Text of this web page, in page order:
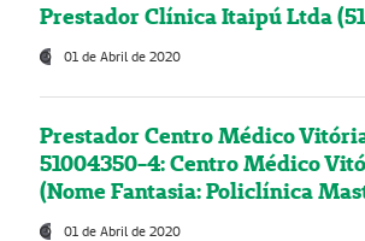
Prestador Clínica Itaipú Ltda
01 de Abril de 2020
Prestador Centro Médico
51004350-4: Centro Médico
(Nome Fantasia: Policlínica
01 de Abril de 2020